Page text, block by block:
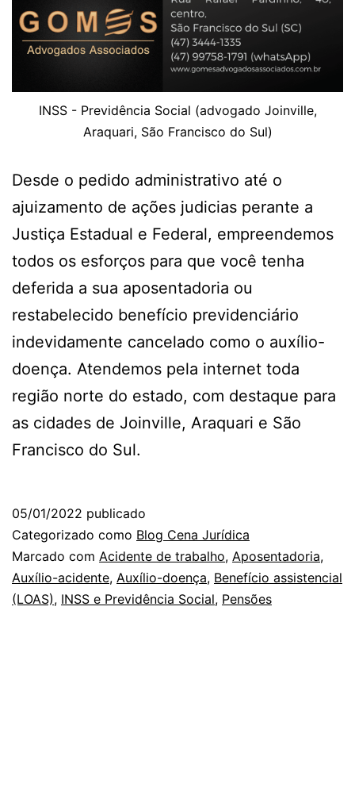
INSS - Previdência Social (advogado Joinville,
Araquari, São Francisco do Sul)
Desde o pedido administrativo até o
ajuizamento de ações judicias perante a
Justiça Estadual e Federal, empreendemos
todos os esforços para que você tenha
deferida a sua aposentadoria ou
restabelecido benefício previdenciário
indevidamente cancelado como o auxílio-
doença. Atendemos pela internet toda
região norte do estado, com destaque para
as cidades de Joinville, Araquari e São
Francisco do Sul.
05/01/2022 publicado
Categorizado como Blog Cena Jurídica
Marcado com Acidente de trabalho, Aposentadoria,
Auxílio-acidente, Auxílio-doença, Benefício assistencial
(LOAS), INSS e Previdência Social, Pensões